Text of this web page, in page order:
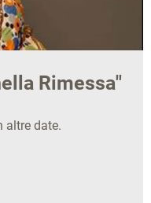
Rimessa"
altre date.